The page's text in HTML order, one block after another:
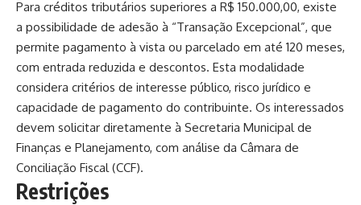
Para créditos tributários superiores a R$ 150.000,00, existe
a possibilidade de adesão à “Transação Excepcional”, que
permite pagamento à vista ou parcelado em até 120 meses,
com entrada reduzida e descontos. Esta modalidade
considera critérios de interesse público, risco jurídico e
capacidade de pagamento do contribuinte. Os interessados
devem solicitar diretamente à Secretaria Municipal de
Finanças e Planejamento, com análise da Câmara de
Conciliação Fiscal (CCF).
Restrições